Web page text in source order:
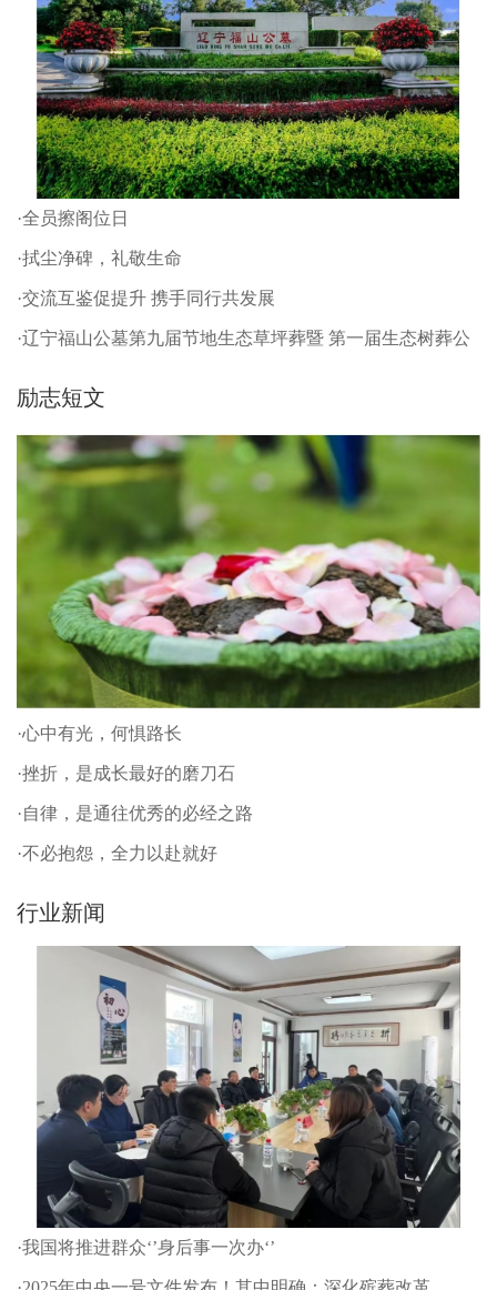
·全员擦阁位日
·拭尘净碑，礼敬生命
·交流互鉴促提升 携手同行共发展
·辽宁福山公墓第九届节地生态草坪葬暨 第一届生态树葬公
励志短文
·心中有光，何惧路长
·挫折，是成长最好的磨刀石
·自律，是通往优秀的必经之路
·不必抱怨，全力以赴就好
行业新闻
·我国将推进群众‘’身后事一次办‘’